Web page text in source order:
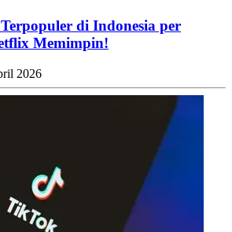
di Indonesia per
Memimpin!
2026